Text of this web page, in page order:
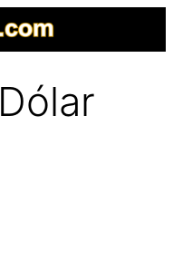
Dólar